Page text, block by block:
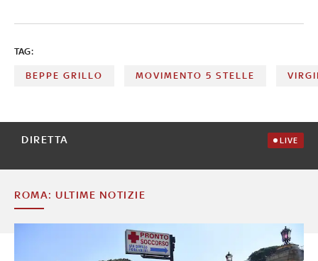
TAG:
BEPPE GRILLO MOVIMENTO 5 STELLE
DIRETTA LIVE
ROMA: ULTIME NOTIZIE